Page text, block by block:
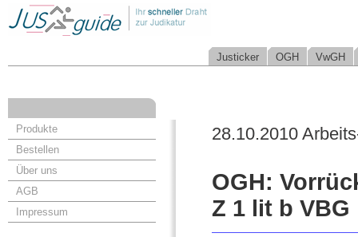
Justicker OGH VwGH
Produkte
Bestellen
Über uns
AGB
Impressum
28.10.2010
OGH:
Z 1 lit b VBG